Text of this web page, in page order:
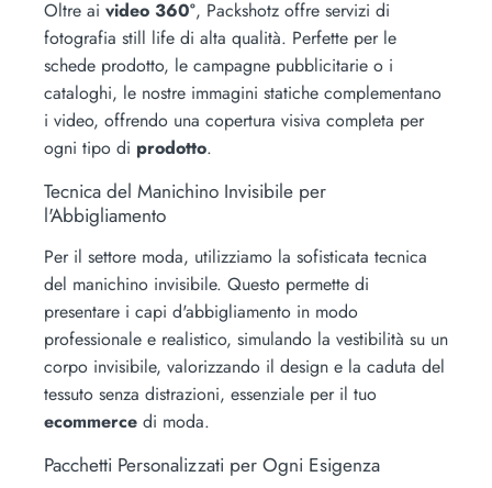
Oltre ai video 360°, Packshotz offre servizi di
fotografia still life di alta qualità. Perfette per le
schede prodotto, le campagne pubblicitarie o i
cataloghi, le nostre immagini statiche complementano
i video, offrendo una copertura visiva completa per
ogni tipo di prodotto.
Tecnica del Manichino Invisibile per
l'Abbigliamento
Per il settore moda, utilizziamo la sofisticata tecnica
del manichino invisibile. Questo permette di
presentare i capi d'abbigliamento in modo
professionale e realistico, simulando la vestibilità su un
corpo invisibile, valorizzando il design e la caduta del
tessuto senza distrazioni, essenziale per il tuo
ecommerce di moda.
Pacchetti Personalizzati per Ogni Esigenza